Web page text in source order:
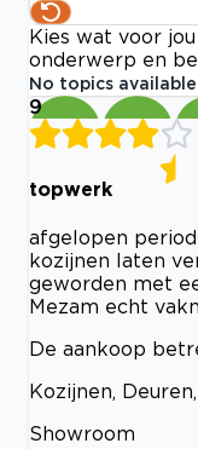
Kies wat voor
onderwerp en
No topics available
9
topwerk
afgelopen
kozijnen laten
geworden met
Mezam echt
De aankoop
Kozijnen,
Showroom